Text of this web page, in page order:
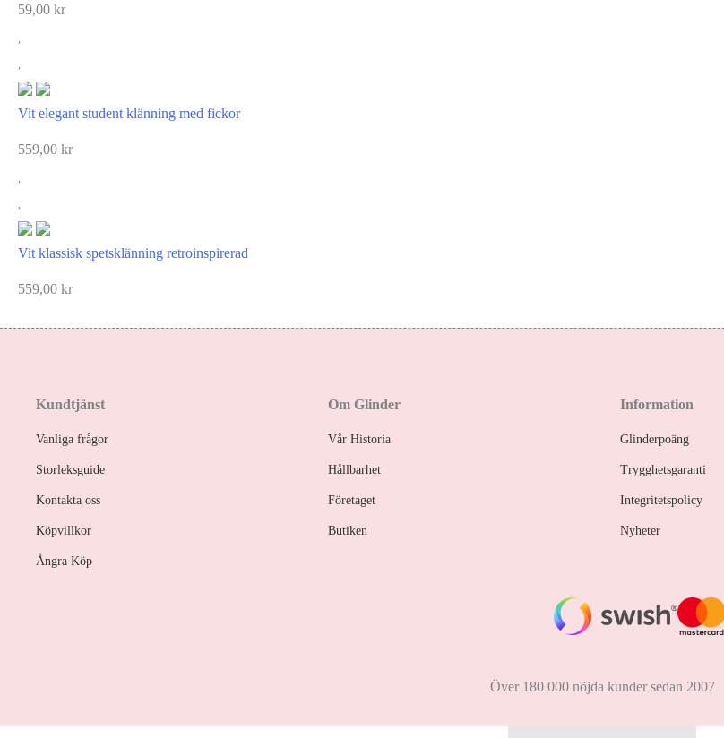
59,00 kr
Vit elegant student klänning med fickor
559,00 kr
Vit klassisk spetsklänning retroinspirerad
559,00 kr
Kundtjänst
Vanliga frågor
Storleksguide
Kontakta oss
Köpvillkor
Ångra Köp
Om Glinder
Vår Historia
Hållbarhet
Företaget
Butiken
Information
Glinderpoäng
Trygghetsgaranti
Integritetspolicy
Nyheter
Över 180 000 nöjda kunder sedan 2007